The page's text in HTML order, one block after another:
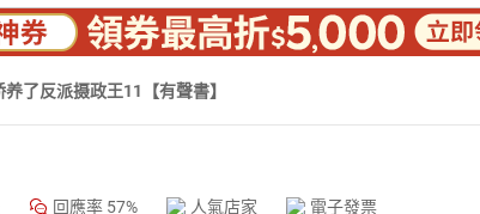
了反派摄政王11【有聲書】
回應率 57% 人氣店家 電子發票